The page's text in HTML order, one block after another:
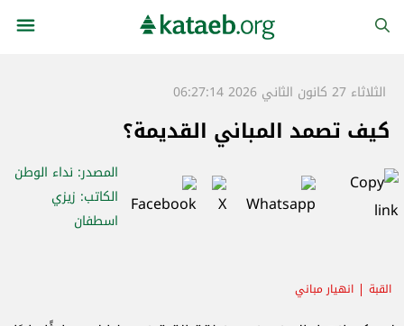
الثلاثاء 27 كانون الثاني 2026 06:27:14
كيف تصمد المباني القديمة؟
المصدر: نداء الوطن
الكاتب: زيزي
اسطفان
القبة انهيار مباني